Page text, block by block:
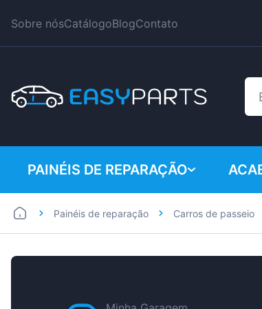
Sobre nósCatálogoBlogContato
PAINÉIS DE REPARAÇÃO
Carros de passeio
Painéis de reparação Carros de passeio